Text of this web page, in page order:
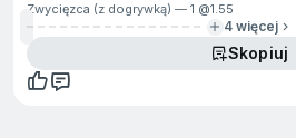
Zwycięzca (z dogrywką) — 1 @1.55
4 więcej
Skopiuj